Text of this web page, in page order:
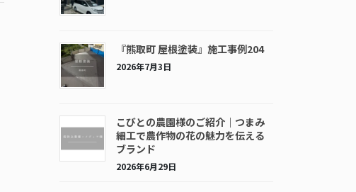
『熊取町 屋根塗装』施工事例204
2026年7月3日
こびとの農園様のご紹介｜つまみ
細工で農作物の花の魅力を伝える
ブランド
2026年6月29日